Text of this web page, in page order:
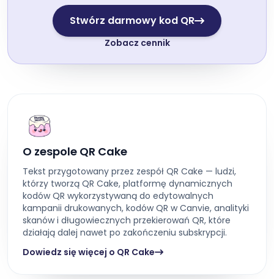
Stwórz darmowy kod QR
Zobacz cennik
O zespole QR Cake
Tekst przygotowany przez zespół QR Cake — ludzi,
którzy tworzą QR Cake, platformę dynamicznych
kodów QR wykorzystywaną do edytowalnych
kampanii drukowanych, kodów QR w Canvie, analityki
skanów i długowiecznych przekierowań QR, które
działają dalej nawet po zakończeniu subskrypcji.
Dowiedz się więcej o QR Cake